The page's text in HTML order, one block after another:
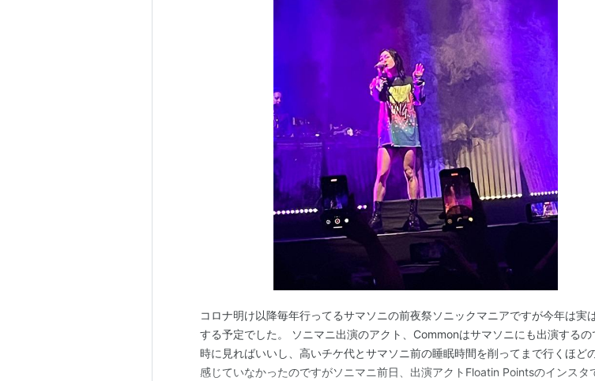
コロナ明け以降毎年行ってるサマソニの前夜祭ソニックマニアですが今年は実
する予定でした。 ソニマニ出演のアクト、Commonはサマソニにも出演するの
時に見ればいいし、高いチケ代とサマソニ前の睡眠時間を削ってまで行くほど
感じていなかったのですがソニマニ前日、出演アクトFloatin Pointsのインスタ